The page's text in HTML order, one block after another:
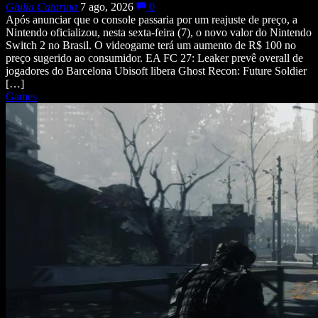
Giulia Catarina 7 ago, 2026
0
Após anunciar que o console passaria por um reajuste de preço, a
Nintendo oficializou, nesta sexta-feira (7), o novo valor do Nintendo
Switch 2 no Brasil. O videogame terá um aumento de R$ 100 no
preço sugerido ao consumidor. EA FC 27: Leaker prevê overall de
jogadores do Barcelona Ubisoft libera Ghost Recon: Future Soldier
[…]
Games